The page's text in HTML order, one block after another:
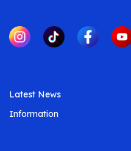
Latest News
Information